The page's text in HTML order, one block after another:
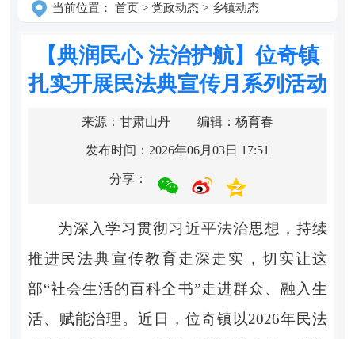
当前位置： 首页> 党政动态> 乡镇动态
【典润民心 法治护航】位奇镇
扎实开展民法典宣传月系列活动
来源：甘肃山丹 编辑：杨育春
发布时间：2026年06月03日 17:51
分享：
为深入学习贯彻习近平法治思想，持续
推进民法典宣传教育走深走实，切实让这
部“社会生活的百科全书”走进群众、融入生
活、赋能治理。近日，位奇镇以2026年民法